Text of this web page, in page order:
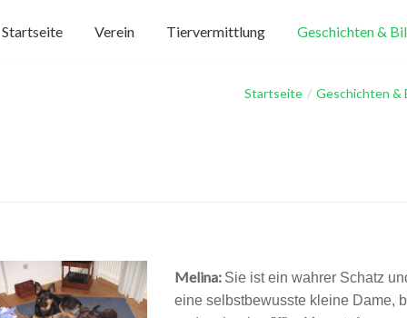
Startseite Verein Tiervermittlung Geschichten &
Startseite / Geschichten &
Melina: Sie ist ein wahrer Schatz
eine selbstbewusste kleine Dame,